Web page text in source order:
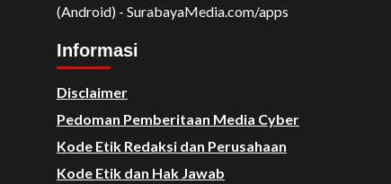
(Android) - SurabayaMedia.com/apps
Informasi
Disclaimer
Pedoman Pemberitaan Media Cyber
Kode Etik Redaksi dan Perusahaan
Kode Etik dan Hak Jawab